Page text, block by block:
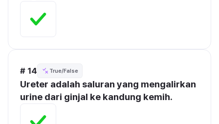
# 14 True/False
Ureter adalah saluran yang mengalirkan
urine dari ginjal ke kandung kemih.